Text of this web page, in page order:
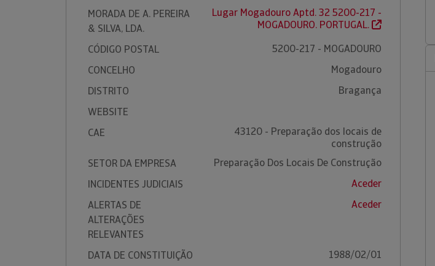
MORADA DE A. PEREIRA
& SILVA, LDA.
Lugar Mogadouro Aptd. 32 5200-217 -
MOGADOURO. PORTUGAL.
CÓDIGO POSTAL
5200-217 - MOGADOURO
CONCELHO
Mogadouro
DISTRITO
Bragança
WEBSITE
CAE
43120 - Preparação dos locais de
construção
SETOR DA EMPRESA
Preparação Dos Locais De Construção
INCIDENTES JUDICIAIS
Aceder
ALERTAS DE
ALTERAÇÕES
RELEVANTES
Aceder
DATA DE CONSTITUIÇÃO 1988/02/01